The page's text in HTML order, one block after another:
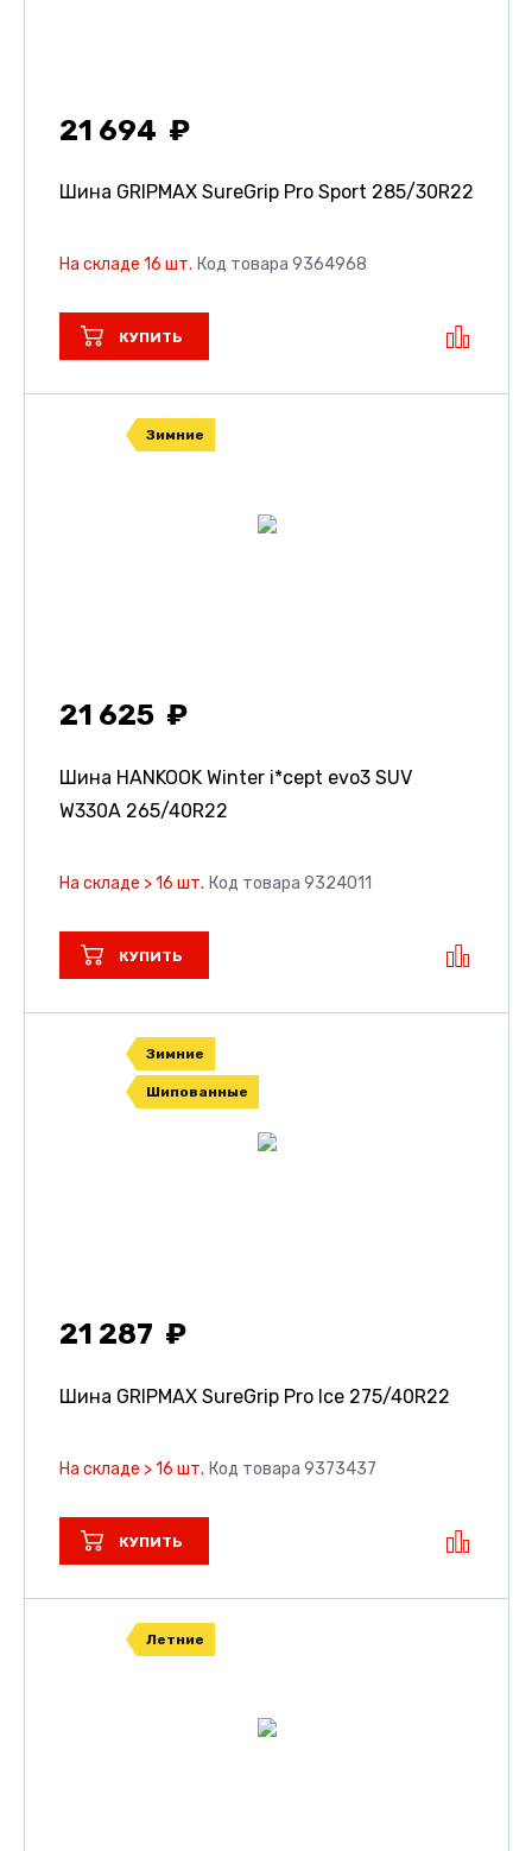
21 694
Шина GRIPMAX SureGrip Pro Sport 285/30R22
На складе 16 шт. Код товара 9364968
КУПИТЬ
Зимние
21 625
Шина HANKOOK Winter i*cept evo3 SUV
W330A 265/40R22
На складе > 16 шт. Код товара 9324011
КУПИТЬ
Зимние
Шипованные
21 287
Шина GRIPMAX SureGrip Pro Ice 275/40R22
На складе > 16 шт. Код товара 9373437
КУПИТЬ
Летние